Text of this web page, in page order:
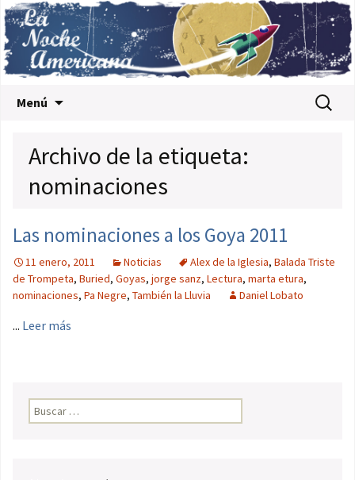
Menú Buscar:
Archivo de la etiqueta:
nominaciones
Las nominaciones a los Goya 2011
11 enero, 2011 Noticias Alex de la Iglesia, Balada Triste
de Trompeta, Buried, Goyas, jorge sanz, Lectura, marta etura,
nominaciones, Pa Negre, También la Lluvia Daniel Lobato
... Leer más
Buscar: